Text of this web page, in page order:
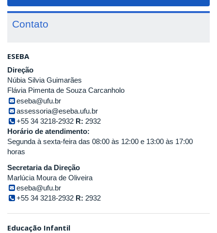
Contato
ESEBA
Direção
Núbia Silvia Guimarães
Flávia Pimenta de Souza Carcanholo
eseba@ufu.br
assessoria@eseba.ufu.br
+55 34 3218-2932 R: 2932
Horário de atendimento:
Segunda à sexta-feira das 08:00 às 12:00 e 13:00 às 17:00
horas
Secretaria da Direção
Marlúcia Moura de Oliveira
eseba@ufu.br
+55 34 3218-2932 R: 2932
Educação Infantil